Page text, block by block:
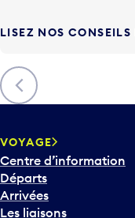
Centre d’information
Départs
Arrivées
Les liaisons
Pendant que vous êtes